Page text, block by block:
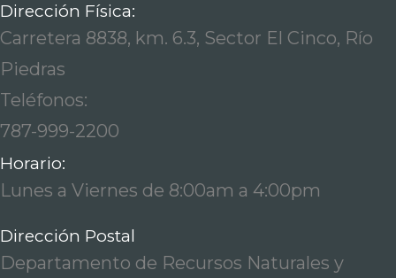
Dirección Física:
Carretera 8838, km. 6.3, Sector El Cinco, Río
Piedras
Teléfonos:
787-999-2200
Horario:
Lunes a Viernes de 8:00am a 4:00pm
Dirección Postal
Departamento de Recursos Naturales y